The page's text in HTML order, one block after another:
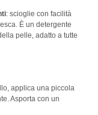
: scioglie con facilità
È un detergente
pelle, adatto a tutte
applica una piccola
Asporta con un